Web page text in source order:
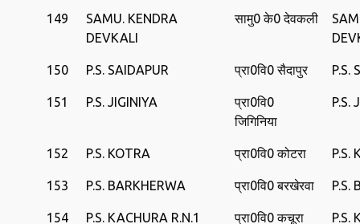
149
SAMU. KENDRA
DEVKALI
सामु0 के0 देवकली
150 P.S. SAIDAPUR प्रा0वि0 सैदापुर P.S.
151 P.S. JIGINIYA
प्रा0वि0
जिगिनिया
P.S.
152 P.S. KOTRA प्रा0वि0 कोटरा P.S.
153 P.S. BARKHERWA प्रा0वि0 बरखेरवा P.S.
154 P.S. KACHURA R.N.1
प्रा0वि0 कचूरा
P.S.